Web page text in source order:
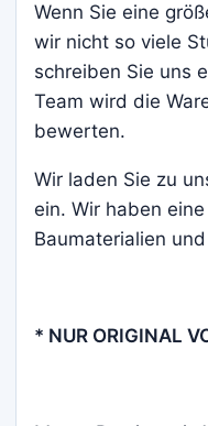
Wenn Sie eine
wir nicht so viele
schreiben Sie uns
Team wird die
bewerten.
Wir laden Sie zu
ein. Wir haben
Baumaterialien
* NUR ORIGINAL